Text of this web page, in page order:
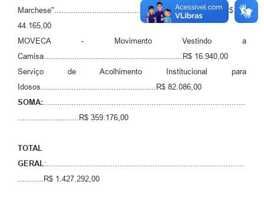
Marchese"........................................................................R$
44.165,00
MOVECA - Movimento Vestindo a
Camisa...........................................................R$ 16.940,00
Serviço de Acolhimento Institucional para
Idosos.................................................R$ 82.086,00
SOMA:
..........................R$ 359.176,00
TOTAL
GERAL :....................................................................................
...........R$ 1.427.292,00